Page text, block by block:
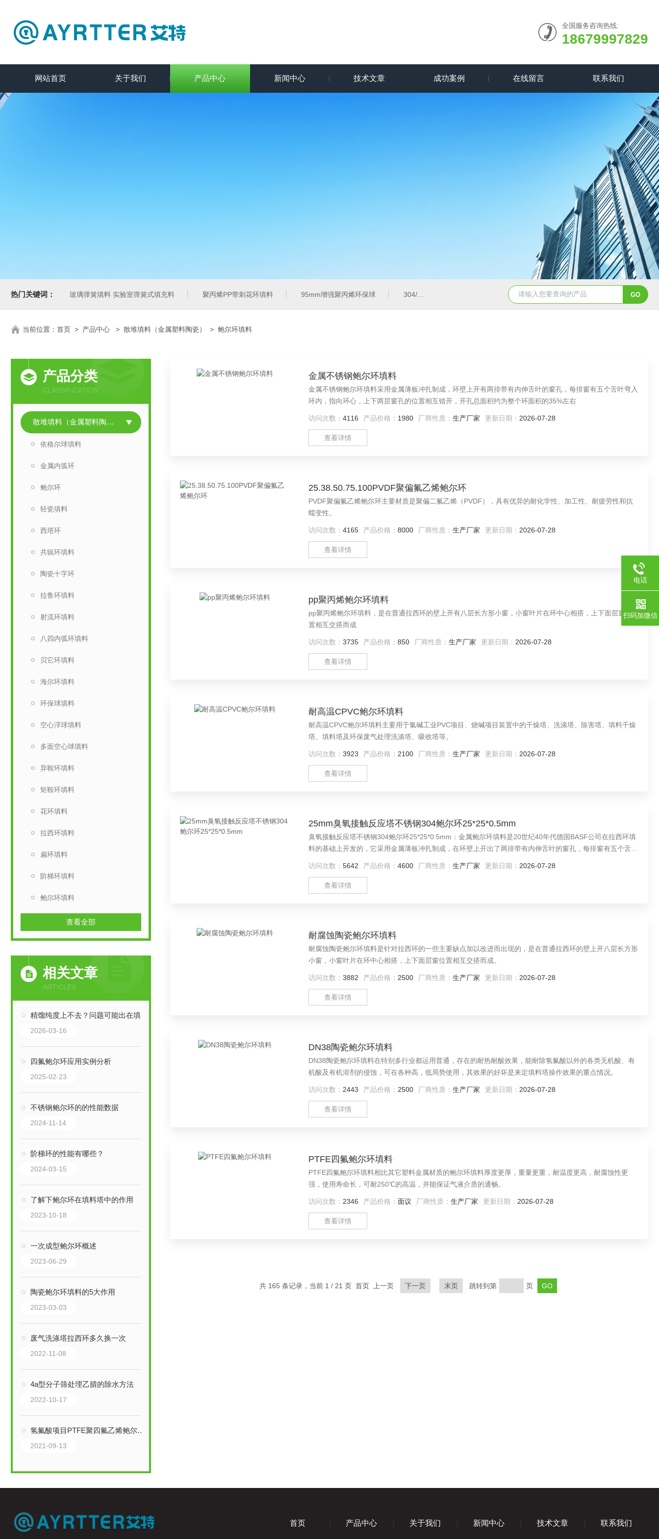
全国服务咨询热线:
18679997829
网站首页 关于我们 产品中心 新闻中心 技术文章 成功案例 在线留言 联系我们
热门关键词： 玻璃弹簧填料 实验室弹簧式填充料 聚丙烯PP带刺花环填料 95mm增强聚丙烯环保球 304/316L金属共轭环 PTFEφ25*25mm四氟鲍尔环 陶瓷散堆填料
当前位置： 首页 > 产品中心 > 散堆填料（金属塑料陶瓷） > 鲍尔环填料
产品分类
CLASSIFICATION
散堆填料（金属塑料陶瓷）
依格尔球填料
金属内弧环
鲍尔环
轻瓷填料
西塔环
共轭环填料
陶瓷十字环
拉鲁环填料
射流环填料
八四内弧环填料
贝它环填料
海尔环填料
环保球填料
空心浮球填料
多面空心球填料
异鞍环填料
矩鞍环填料
花环填料
拉西环填料
扁环填料
阶梯环填料
鲍尔环填料
查看全部
相关文章
ARTICLES
精馏纯度上不去？问题可能出在填料上
2026-03-16
四氟鲍尔环应用实例分析
2025-02-23
不锈钢鲍尔环的的性能数据
2024-11-14
阶梯环的性能有哪些？
2024-03-15
了解下鲍尔环在填料塔中的作用
2023-10-18
一次成型鲍尔环概述
2023-06-29
陶瓷鲍尔环填料的5大作用
2023-03-03
废气洗涤塔拉西环多久换一次
2022-11-08
4a型分子筛处理乙腈的除水方法
2022-10-17
氢氟酸项目PTFE聚四氟乙烯鲍尔环填料
2021-09-13
金属不锈钢鲍尔环填料
金属不锈钢鲍尔环填料采用金属薄板冲扎制成，环壁上开有两排带有内伸舌叶的窗孔，每排窗有五个舌叶弯入
环内，指向环心，上下两层窗孔的位置相互错开，开孔总面积约为整个环面积的35%左右‌
访问次数： 4116 产品价格： 1980 厂商性质： 生产厂家 更新日期： 2026-07-28
查看详情
25.38.50.75.100PVDF聚偏氟乙烯鲍尔环
PVDF聚偏氟乙烯鲍尔环主要材质是聚偏二氟乙烯（PVDF），具有优异的耐化学性、加工性、耐疲劳性和抗
蠕变性。
访问次数： 4165 产品价格： 8000 厂商性质： 生产厂家 更新日期： 2026-07-28
查看详情
pp聚丙烯鲍尔环填料
pp聚丙烯鲍尔环填料，是在普通拉西环的壁上开有八层长方形小窗，小窗叶片在环中心相搭，上下面层窗位
置相互交搭而成
访问次数： 3735 产品价格： 850 厂商性质： 生产厂家 更新日期： 2026-07-28
查看详情
耐高温CPVC鲍尔环填料
耐高温CPVC鲍尔环填料主要用于氯碱工业PVC项目、烧碱项目装置中的干燥塔、洗涤塔、除害塔、填料干燥
塔、填料塔及环保废气处理洗涤塔、吸收塔等。
访问次数： 3923 产品价格： 2100 厂商性质： 生产厂家 更新日期： 2026-07-28
查看详情
25mm臭氧接触反应塔不锈钢304鲍尔环25*25*0.5mm
臭氧接触反应塔不锈钢304鲍尔环25*25*0.5mm：金属鲍尔环填料是20世纪40年代德国BASF公司在拉西环填
料的基础上开发的，它采用金属薄板冲扎制成，在环壁上开出了两排带有内伸舌叶的窗孔，每排窗有五个舌叶
访问次数： 5642 产品价格： 4600 厂商性质： 生产厂家 更新日期： 2026-07-28
查看详情
耐腐蚀陶瓷鲍尔环填料
耐腐蚀陶瓷鲍尔环填料是针对拉西环的一些主要缺点加以改进而出现的，是在普通拉西环的壁上开八层长方形
小窗，小窗叶片在环中心相搭，上下面层窗位置相互交搭而成。
访问次数： 3882 产品价格： 2500 厂商性质： 生产厂家 更新日期： 2026-07-28
查看详情
DN38陶瓷鲍尔环填料
DN38陶瓷鲍尔环填料在特别多行业都运用普通，存在的耐热耐酸效果，能耐除氢氟酸以外的各类无机酸、有
机酸及有机溶剂的侵蚀，可在各种高，低局势使用，其效果的好坏是来定填料塔操作效果的重点情况。
访问次数： 2443 产品价格： 2500 厂商性质： 生产厂家 更新日期： 2026-07-28
查看详情
PTFE四氟鲍尔环填料
PTFE四氟鲍尔环填料相比其它塑料金属材质的鲍尔环填料厚度更厚，重量更重，耐温度更高，耐腐蚀性更
强，使用寿命长，可耐250℃的高温，并能保证气液介质的通畅。
访问次数： 2346 产品价格： 面议 厂商性质： 生产厂家 更新日期： 2026-07-28
查看详情
共 165 条记录，当前 1 / 21 页 首页 上一页 下一页 末页 跳转到第 页
首页 产品中心 关于我们 新闻中心 技术文章 联系我们
电话
扫码加微信